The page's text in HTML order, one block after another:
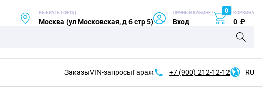
ВЫБРАТЬ ГОРОД
Москва (ул Московская, д 6 стр 5)
ЛИЧНЫЙ КАБИНЕТ
Вход
0 КОРЗИНА
0 ₽
ЗаказыVIN-запросыГараж +7 (900) 212-12-12 RU